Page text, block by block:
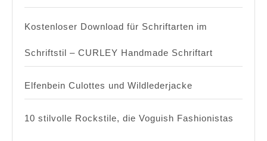
Kostenloser Download für Schriftarten im
Schriftstil – CURLEY Handmade Schriftart
Elfenbein Culottes und Wildlederjacke
10 stilvolle Rockstile, die Voguish Fashionistas